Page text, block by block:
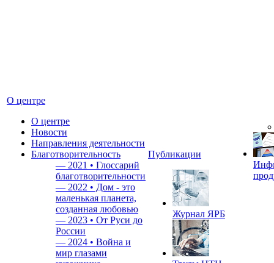
О центре
О центре
Новости
Направления деятельности
Благотворительность
— 2021 • Глоссарий
благотворительности
— 2022 • Дом - это
маленькая планета,
созданная любовью
— 2023 • От Руси до
России
— 2024 • Война и
мир глазами
Публикации
Журнал ЯРБ